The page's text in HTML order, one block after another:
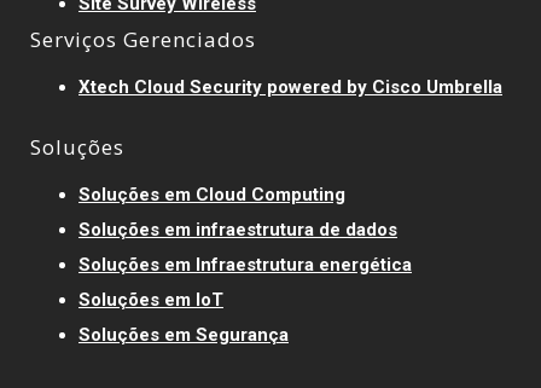
Serviços Gerenciados
Xtech Cloud Security powered by Cisco Umbrella
Soluções
Soluções em Cloud Computing
Soluções em infraestrutura de dados
Soluções em Infraestrutura energética
Soluções em IoT
Soluções em Segurança